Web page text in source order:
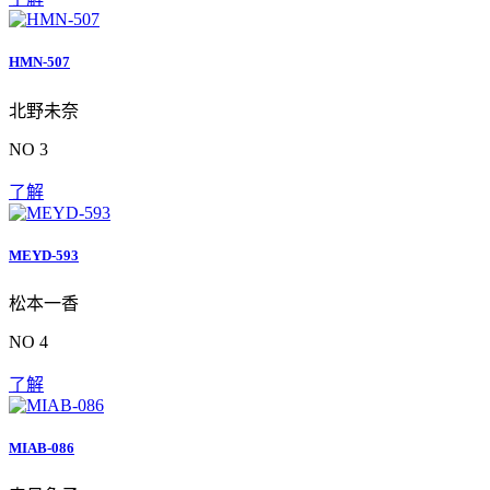
HMN-507
北野未奈
NO 3
了解
MEYD-593
松本一香
NO 4
了解
MIAB-086